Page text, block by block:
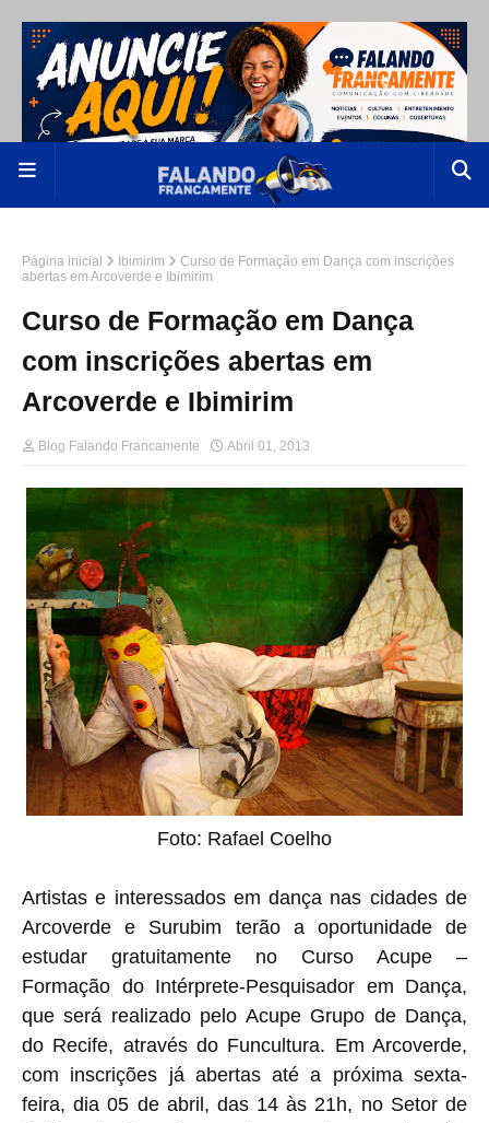
Página inicial Ibimirim
Curso de Formação em Dança com inscrições
abertas em Arcoverde e Ibimirim
Curso de Formação em Dança
com inscrições abertas em
Arcoverde e Ibimirim
Blog Falando Francamente Abril 01, 2013
Foto: Rafael Coelho
Artistas e interessados em dança nas cidades de
Arcoverde e Surubim terão a oportunidade de
estudar gratuitamente no Curso Acupe –
Formação do Intérprete-Pesquisador em Dança,
que será realizado pelo Acupe Grupo de Dança,
do Recife, através do Funcultura. Em Arcoverde,
com inscrições já abertas até a próxima sexta-
feira, dia 05 de abril, das 14 às 21h, no Setor de